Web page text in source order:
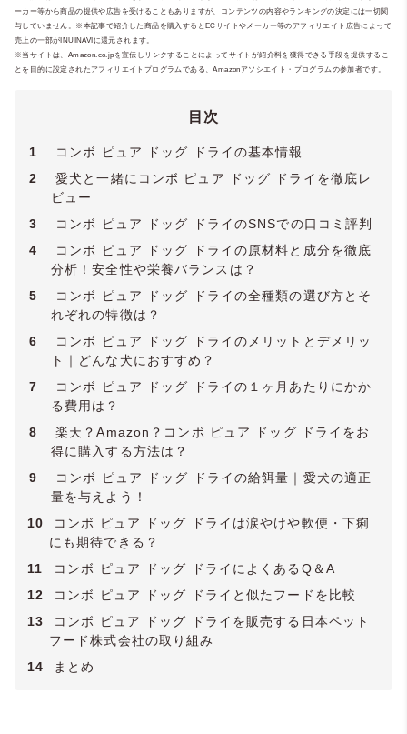
とば」や老犬と暮らす飼い主様のためのオ
ンライン相談窓口
し、専門知識と実体験をもとにケアや食
事、介護支援を行っています。実店舗にお
ア・カウンセラー / JKC愛犬飼育管理士/ ペ
ットセーバー / ペットセーバーEMR / 犬の
皮膚被毛ケアリスト / 愛玩動物救命士 / 犬の
腸活管理アドバイザー / 犬猫アレルギー管理
Principles & Practices /
ーカー等から商品の提供や広告を受けることもありますが、コンテンツの内容やランキングの決定には一切関
与していません。※本記事で紹介した商品を購入するとECサイトやメーカー等のアフィリエイト広告によって
売上の一部がINUINAVIに還元されます。
※当サイトは、Amazon.co.jpを宣伝しリンクすることによってサイトが紹介料を獲得できる手段を提供するこ
とを目的に設定されたアフィリエイトプログラムである、Amazonアソシエイト・プログラムの参加者です。
目次
1
コンボ ピュア ドッグ ドライの基本情報
2
愛犬と一緒にコンボ ピュア ドッグ ドライを徹底レ
ビュー
3
コンボ ピュア ドッグ ドライのSNSでの口コミ評判
4
コンボ ピュア ドッグ ドライの原材料と成分を徹底
分析！安全性や栄養バランスは？
5
コンボ ピュア ドッグ ドライの全種類の選び方とそ
れぞれの特徴は？
6
コンボ ピュア ドッグ ドライのメリットとデメリッ
ト｜どんな犬におすすめ？
7
コンボ ピュア ドッグ ドライの１ヶ月あたりにかか
る費用は？
8
楽天？Amazon？コンボ ピュア ドッグ ドライをお
得に購入する方法は？
9
コンボ ピュア ドッグ ドライの給餌量｜愛犬の適正
量を与えよう！
10
コンボ ピュア ドッグ ドライは涙やけや軟便・下痢
にも期待できる？
11
コンボ ピュア ドッグ ドライによくあるQ＆A
12
コンボ ピュア ドッグ ドライと似たフードを比較
13
コンボ ピュア ドッグ ドライを販売する日本ペット
フード株式会社の取り組み
14
まとめ